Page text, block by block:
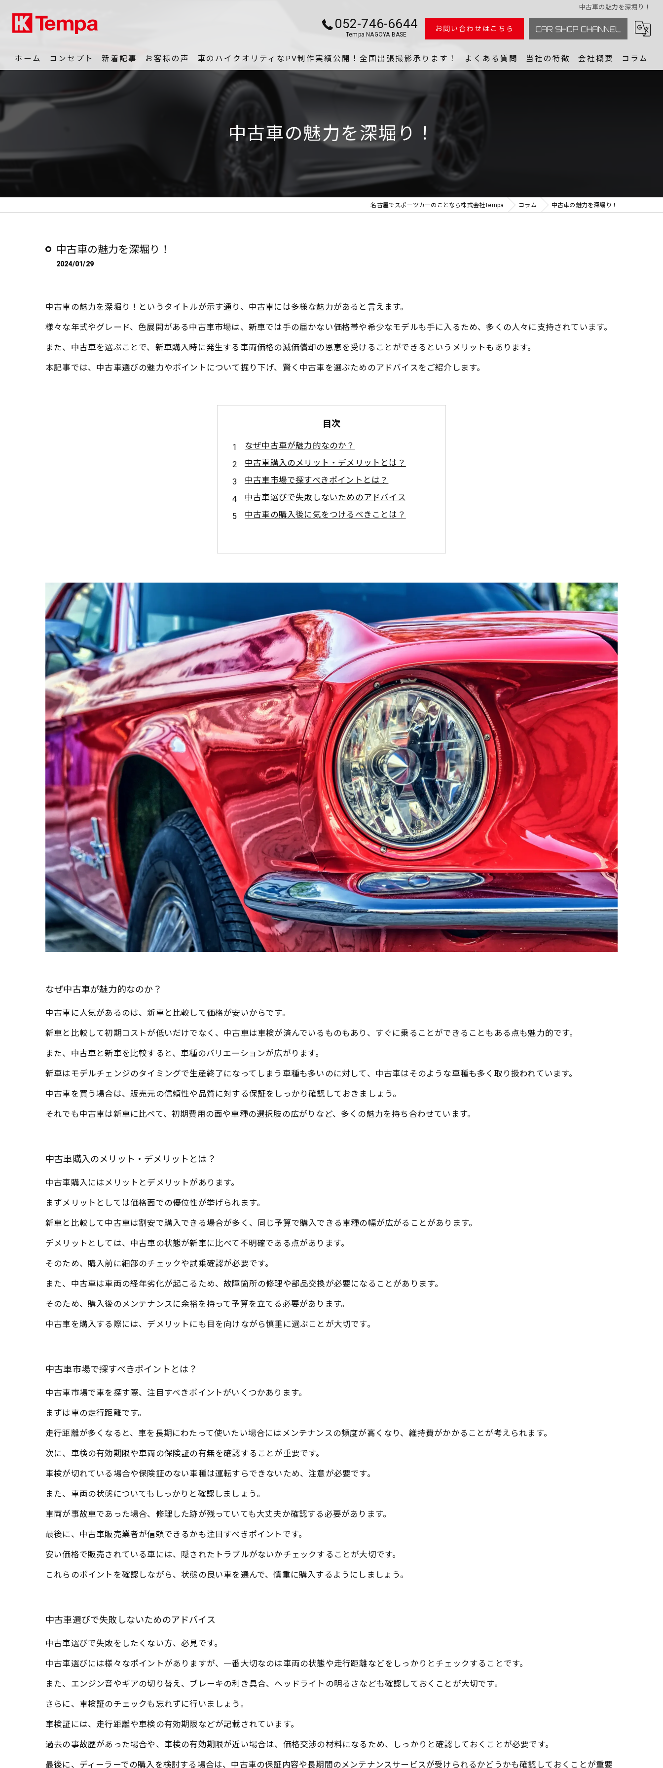
中古車の魅力を深堀り！
052-746-6644
Tempa NAGOYA BASE
お問い合わせはこちら
ホーム コンセプト 新着記事
動画
スタジオ
お客様の声 車のハイクオリティなPV制作実績公開！全国出張撮影承ります！ よくある質問 当社の特徴 会社概要
愛車カラーコーディネーター 山野翼
最短最効動画クリエイター Reiji.
YouTubeからMCまでマルチで対応できるインフルエンサー 矢田部明子
コラム
中古車の魅力を深堀り！
名古屋でスポーツカーのことなら株式会社Tempa コラム 中古車の魅力を深堀り！
中古車の魅力を深堀り！
2024/01/29
中古車の魅力を深堀り！というタイトルが示す通り、中古車には多様な魅力があると言えます。
様々な年式やグレード、色展開がある中古車市場は、新車では手の届かない価格帯や希少なモデルも手に入るため、多くの人々に支持されています。
また、中古車を選ぶことで、新車購入時に発生する車両価格の減価償却の恩恵を受けることができるというメリットもあります。
本記事では、中古車選びの魅力やポイントについて掘り下げ、賢く中古車を選ぶためのアドバイスをご紹介します。
目次
なぜ中古車が魅力的なのか？
中古車購入のメリット・デメリットとは？
中古車市場で探すべきポイントとは？
中古車選びで失敗しないためのアドバイス
中古車の購入後に気をつけるべきことは？
なぜ中古車が魅力的なのか？
中古車に人気があるのは、新車と比較して価格が安いからです。
新車と比較して初期コストが低いだけでなく、中古車は車検が済んでいるものもあり、すぐに乗ることができることもある点も魅力的です。
また、中古車と新車を比較すると、車種のバリエーションが広がります。
新車はモデルチェンジのタイミングで生産終了になってしまう車種も多いのに対して、中古車はそのような車種も多く取り扱われています。
中古車を買う場合は、販売元の信頼性や品質に対する保証をしっかり確認しておきましょう。
それでも中古車は新車に比べて、初期費用の面や車種の選択肢の広がりなど、多くの魅力を持ち合わせています。
中古車購入のメリット・デメリットとは？
中古車購入にはメリットとデメリットがあります。
まずメリットとしては価格面での優位性が挙げられます。
新車と比較して中古車は割安で購入できる場合が多く、同じ予算で購入できる車種の幅が広がることがあります。
デメリットとしては、中古車の状態が新車に比べて不明確である点があります。
そのため、購入前に細部のチェックや試乗確認が必要です。
また、中古車は車両の経年劣化が起こるため、故障箇所の修理や部品交換が必要になることがあります。
そのため、購入後のメンテナンスに余裕を持って予算を立てる必要があります。
中古車を購入する際には、デメリットにも目を向けながら慎重に選ぶことが大切です。
中古車市場で探すべきポイントとは？
中古車市場で車を探す際、注目すべきポイントがいくつかあります。
まずは車の走行距離です。
走行距離が多くなると、車を長期にわたって使いたい場合にはメンテナンスの頻度が高くなり、維持費がかかることが考えられます。
次に、車検の有効期限や車両の保険証の有無を確認することが重要です。
車検が切れている場合や保険証のない車種は運転すらできないため、注意が必要です。
また、車両の状態についてもしっかりと確認しましょう。
車両が事故車であった場合、修理した跡が残っていても大丈夫か確認する必要があります。
最後に、中古車販売業者が信頼できるかも注目すべきポイントです。
安い価格で販売されている車には、隠されたトラブルがないかチェックすることが大切です。
これらのポイントを確認しながら、状態の良い車を選んで、慎重に購入するようにしましょう。
中古車選びで失敗しないためのアドバイス
中古車選びで失敗をしたくない方、必見です。
中古車選びには様々なポイントがありますが、一番大切なのは車両の状態や走行距離などをしっかりとチェックすることです。
また、エンジン音やギアの切り替え、ブレーキの利き具合、ヘッドライトの明るさなども確認しておくことが大切です。
さらに、車検証のチェックも忘れずに行いましょう。
車検証には、走行距離や車検の有効期限などが記載されています。
過去の事故歴があった場合や、車検の有効期限が近い場合は、価格交渉の材料になるため、しっかりと確認しておくことが必要です。
最後に、ディーラーでの購入を検討する場合は、中古車の保証内容や長期間のメンテナンスサービスが受けられるかどうかも確認しておくことが重要